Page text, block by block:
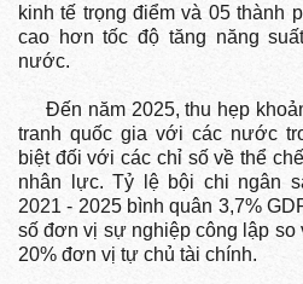
kinh tế trọng điểm và 05 thành
cao hơn tốc độ tăng năng
nước.
Đến năm 2025, thu hẹp
tranh quốc gia với các nước
biệt đối với các chỉ số về thể
nhân lực. Tỷ lệ bội chi ngân
2021 - 2025 bình quân 3,7%
số đơn vị sự nghiệp công lập so
20% đơn vị tự chủ tài chính.